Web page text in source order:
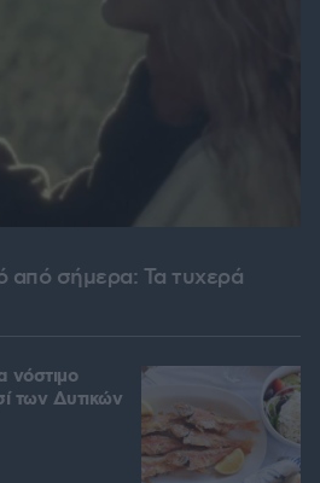
από σήμερα: Τα τυχερά
νόστιμο
των Δυτικών